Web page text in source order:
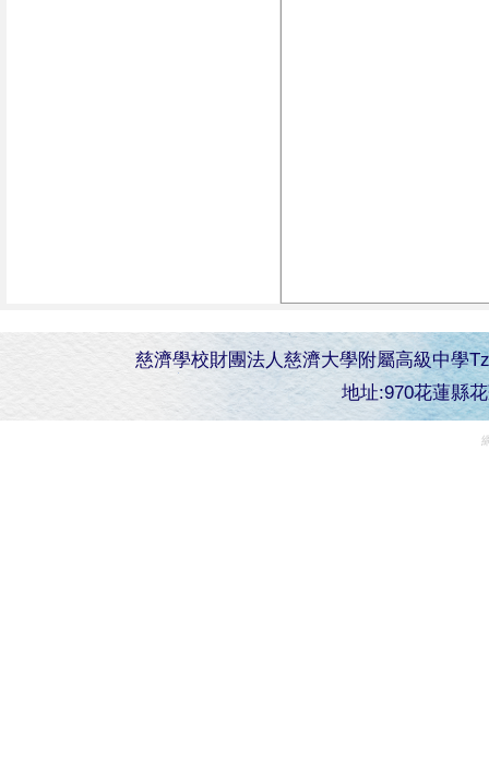
慈濟學校財團法人慈濟大學附屬高級中學
地址:970花蓮縣